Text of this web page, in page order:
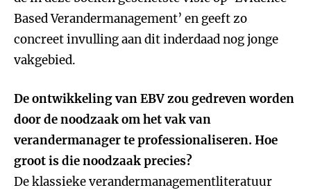
Based Verandermanagement’ en geeft zo
concreet invulling aan dit inderdaad nog jonge
vakgebied.
De ontwikkeling van EBV zou gedreven worden
door de noodzaak om het vak van
verandermanager te professionaliseren. Hoe
groot is die noodzaak precies?
De klassieke verandermanagementliteratuur